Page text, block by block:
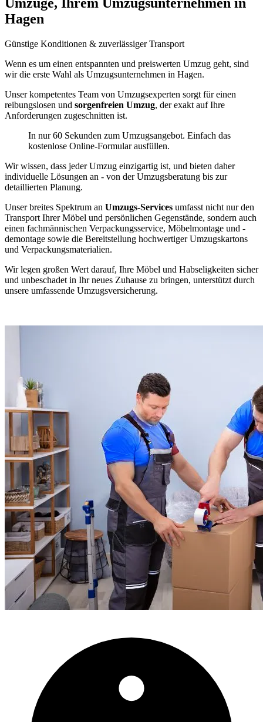
Hagen
Günstige Konditionen & zuverlässiger Transport
Wenn es um einen entspannten und preiswerten Umzug geht, sind
wir die erste Wahl als Umzugsunternehmen in Hagen.
Unser kompetentes Team von Umzugsexperten sorgt für einen
reibungslosen und sorgenfreien Umzug, der exakt auf Ihre
Anforderungen zugeschnitten ist.
In nur 60 Sekunden zum Umzugsangebot. Einfach das
kostenlose Online-Formular ausfüllen.
Wir wissen, dass jeder Umzug einzigartig ist, und bieten daher
individuelle Lösungen an - von der Umzugsberatung bis zur
detaillierten Planung.
Unser breites Spektrum an Umzugs-Services umfasst nicht nur den
Transport Ihrer Möbel und persönlichen Gegenstände, sondern auch
einen fachmännischen Verpackungsservice, Möbelmontage und -
demontage sowie die Bereitstellung hochwertiger Umzugskartons
und Verpackungsmaterialien.
Wir legen großen Wert darauf, Ihre Möbel und Habseligkeiten sicher
und unbeschadet in Ihr neues Zuhause zu bringen, unterstützt durch
unsere umfassende Umzugsversicherung.